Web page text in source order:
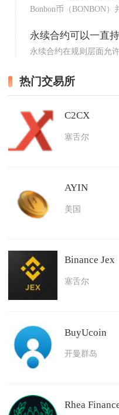
Bonbon币（BONBON
永续合约可以一直
永续合约在规则层面允
热门交易所
C2CX
塞舌尔
AYIN
美国
Binance Jex
塞舌尔
BuyUcoin
开曼群岛
Rhea